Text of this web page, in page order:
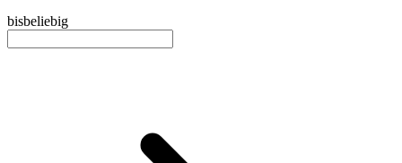
bisbeliebig